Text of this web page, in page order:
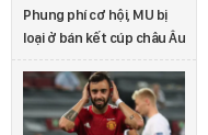
Phung phí cơ hội, MU bị
loại ở bán kết cúp châu Âu